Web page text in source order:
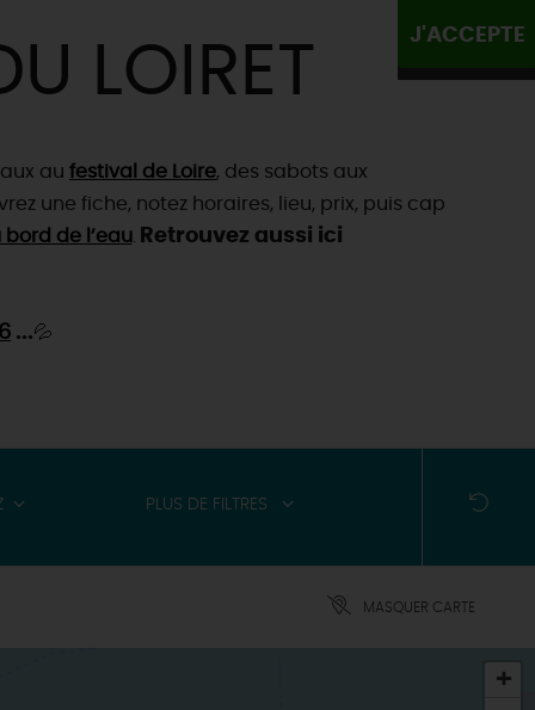
LOIRET
au festival de Loire, des sabots aux
une fiche, notez horaires, lieu, prix, puis cap
de l’eau. Retrouvez aussi ici
...💦
PLUS DE FILTRES
MASQUER CARTE
+
J'ACCEPTE